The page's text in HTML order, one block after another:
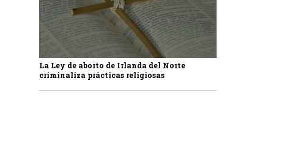
La Ley de aborto de Irlanda del Norte
criminaliza prácticas religiosas